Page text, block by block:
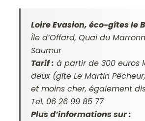
Loire Evasion, éco-gîtes le
Île d’Offard, Quai du
Saumur
Tarif : à partir de 300 euros
deux (gîte Le Martin
et moins cher, également
Tel. 06 26 99 85 77
Plus d’informations sur :